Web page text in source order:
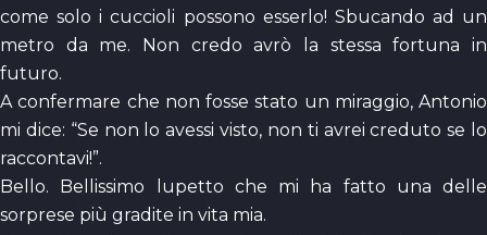
come solo i cuccioli possono esserlo! Sbucando ad un
metro da me. Non credo avrò la stessa fortuna in
futuro.
A confermare che non fosse stato un miraggio, Antonio
mi dice: “Se non lo avessi visto, non ti avrei creduto se lo
raccontavi!”.
Bello. Bellissimo lupetto che mi ha fatto una delle
sorprese più gradite in vita mia.